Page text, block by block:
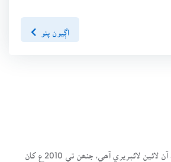
اڳيون پنو
سنڌسلامت ڪتاب گهر ھڪ آن لائين لائبريري آھي، جنھن تي 2010ع کان